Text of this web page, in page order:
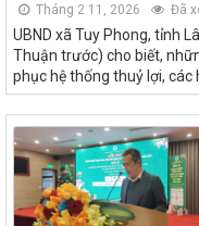
Tháng 2 11, 2026 Đã
UBND xã Tuy Phong, tỉnh
Thuận trước) cho biết,
phục hệ thống thuỷ lợi, các